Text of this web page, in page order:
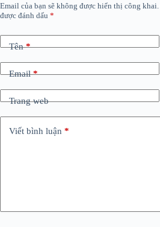
Email của bạn sẽ không được hiển thị công khai.
được đánh dấu *
Tên*
Email*
Trang web
Viết bình luận *